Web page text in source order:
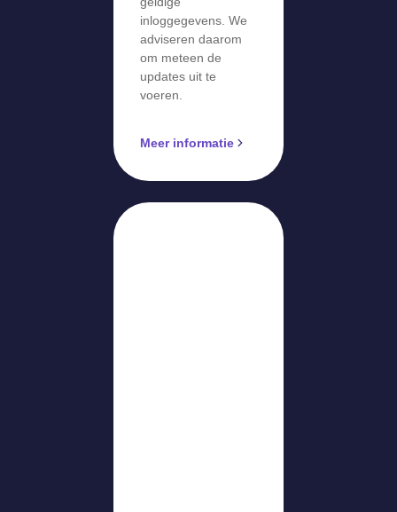
inloggegevens. We
adviseren daarom
om meteen de
updates uit te
voeren.
Meer informatie